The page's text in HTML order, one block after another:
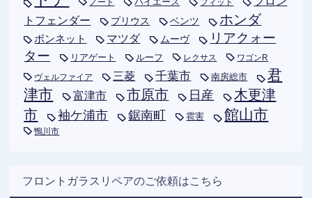
ノート フィット
トフェンダー
プリウス ベンツ ホンダ
ボンネット マツダ ムーヴ
リアクォー
ター
リアゲート ルーフ レクサス ワゴンR
ヴェルファイア 三菱 千葉市 南房総市
君
津市
富津市 市原市 日産
木更津
市
袖ケ浦市 鋸南町 雹害 館山市
鴨川市
フロントガラスリペアのご依頼はこちら